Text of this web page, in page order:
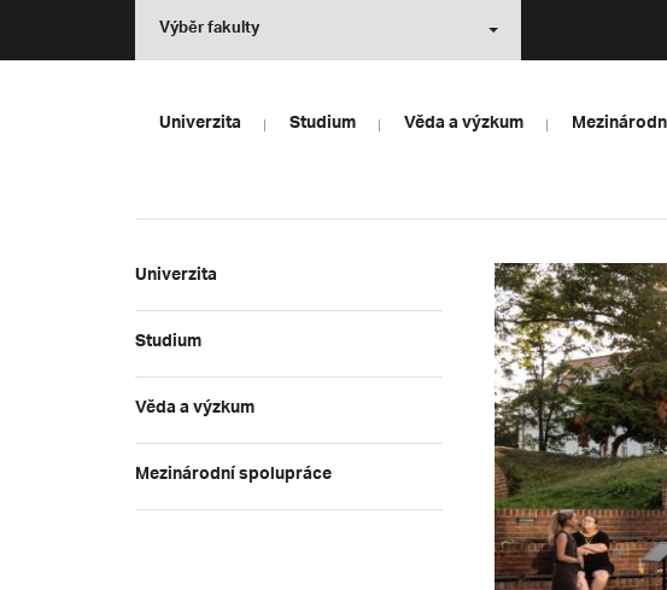
Výběr fakulty
Univerzita Studium Věda a výzkum
Univerzita
Studium
Věda a výzkum
Mezinárodní spolupráce